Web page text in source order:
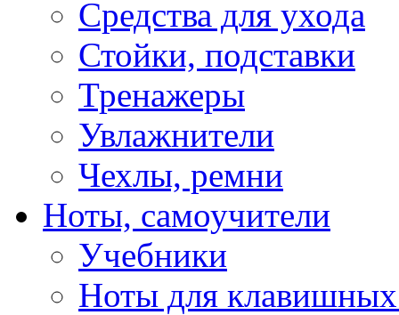
Средства для ухода
Стойки, подставки
Тренажеры
Увлажнители
Чехлы, ремни
Ноты, самоучители
Учебники
Ноты для клавишных